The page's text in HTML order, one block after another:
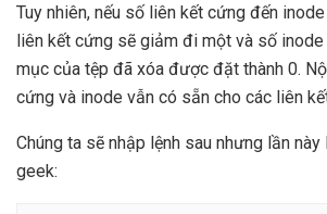
Tuy nhiên, nếu số liên kết cứng đến
liên kết cứng sẽ giảm đi một và số
mục của tệp đã xóa được đặt thành 0.
cứng và inode vẫn có sẵn cho các liên
Chúng ta sẽ nhập lệnh sau nhưng lần
geek: